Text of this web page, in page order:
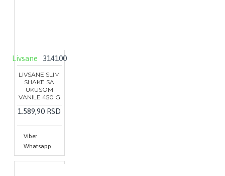
Livsane 314100
LIVSANE SLIM
SHAKE SA
UKUSOM
VANILE 450 G
1.589,90 RSD
Viber
Whatsapp